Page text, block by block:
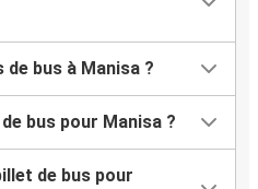
bus à Manisa ?
bus pour Manisa ?
de bus pour